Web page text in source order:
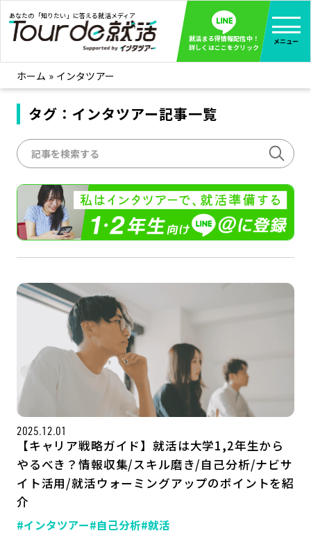
あなたの「知りたい」に答える就活メディア
就活まる得情報配信中！
詳しくはここをクリック
メニュー
就活ノウハウ 全て見る
企業まる見え！特捜部
みんなが知らない企業の裏側を徹底調査！
インタツアー活動レポ 全て見る
インタツアーを使ってどうだった？OBOG成功談
社会人インタビュー 全て見る
社会人になった今、就活を振り返ってみた
学生就活ブログ 全て見る
企業・業界研究はインタツアー
インタツアー活用法
ホーム » インタツアー
タグ：インタツアー記事一覧
2025.12.01
【キャリア戦略ガイド】就活は大学1,2年生から
やるべき？情報収集/スキル磨き/自己分析/ナビサ
イト活用/就活ウォーミングアップのポイントを紹
介
#インタツアー#自己分析#就活